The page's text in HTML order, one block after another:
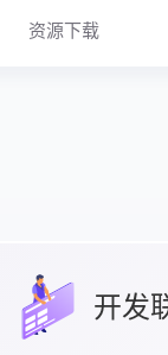
资源下载
开发